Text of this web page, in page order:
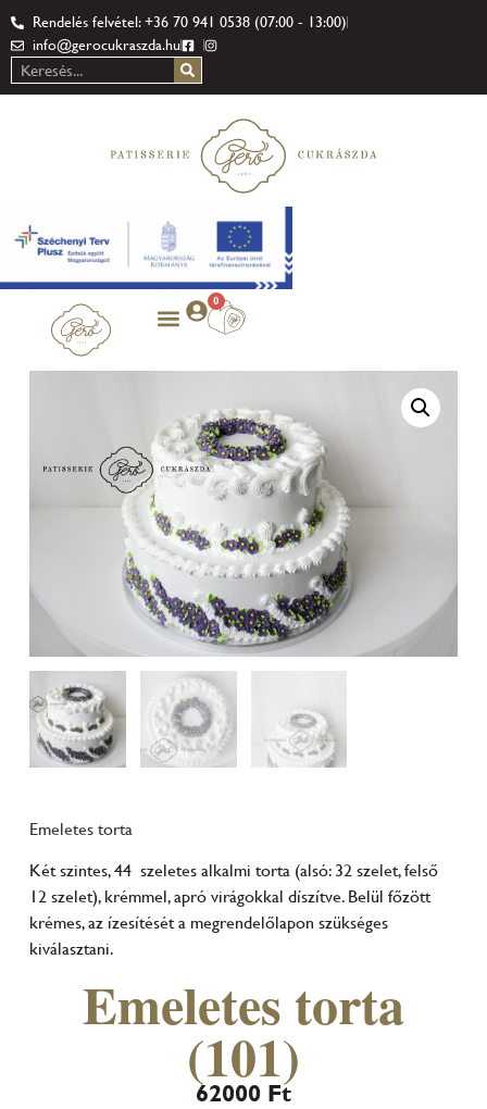
Rendelés felvétel: +36 70 941 0538 (07:00 - 13:00)
info@gerocukraszda.hu
0
Emeletes torta
(101)
62000 Ft
Emeletes torta
Két szintes, 44 szeletes alkalmi torta (alsó: 32 szelet, felső
12 szelet), krémmel, apró virágokkal díszítve. Belül főzött
krémes, az ízesítését a megrendelőlapon szükséges
kiválasztani.